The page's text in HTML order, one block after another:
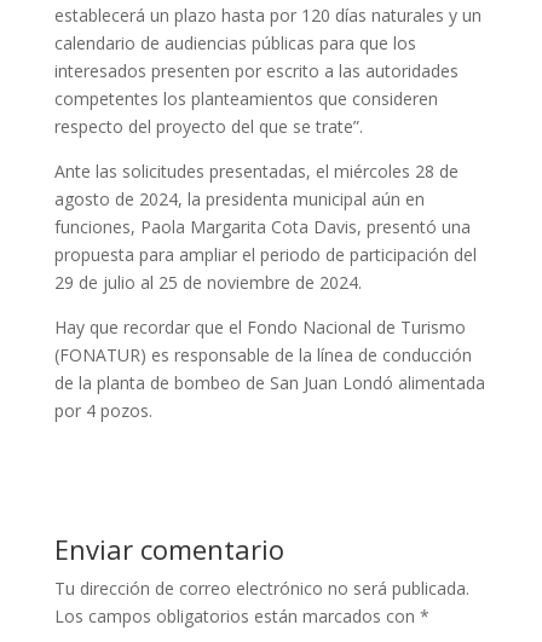
establecerá un plazo hasta por 120 días naturales y un
calendario de audiencias públicas para que los
interesados presenten por escrito a las autoridades
competentes los planteamientos que consideren
respecto del proyecto del que se trate”.
Ante las solicitudes presentadas, el miércoles 28 de
agosto de 2024, la presidenta municipal aún en
funciones, Paola Margarita Cota Davis, presentó una
propuesta para ampliar el periodo de participación del
29 de julio al 25 de noviembre de 2024.
Hay que recordar que el Fondo Nacional de Turismo
(FONATUR) es responsable de la línea de conducción
de la planta de bombeo de San Juan Londó alimentada
por 4 pozos.
Enviar comentario
Tu dirección de correo electrónico no será publicada.
Los campos obligatorios están marcados con *